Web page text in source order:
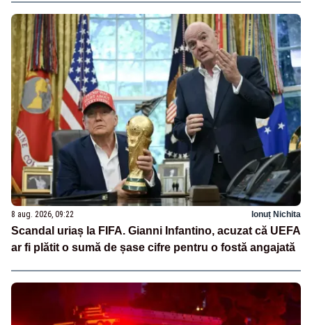
8 aug. 2026, 09:22 Ionuț Nichita
Scandal uriaș la FIFA. Gianni Infantino, acuzat că UEFA
ar fi plătit o sumă de șase cifre pentru o fostă angajată